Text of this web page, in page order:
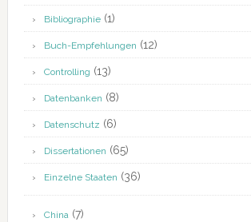
Bibliographie(1)
Buch-Empfehlungen (12)
Controlling (13)
Datenbanken (8)
Datenschutz (6)
Dissertationen (65)
Einzelne Staaten (36)
China(7)